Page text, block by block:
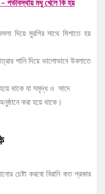
গর্ভাবস্থায় মধু খেলে কি হয়
দিয়ে মুরগির সাথে মিশাতে হয়
পানি দিয়ে ভালোভাবে উবলাতে
হয়ে থাকে যা সমৃদ্ধ ও সাদে
করা হয়ে থাকে।
চেষ্টা করবো বিরানি কত প্রকার